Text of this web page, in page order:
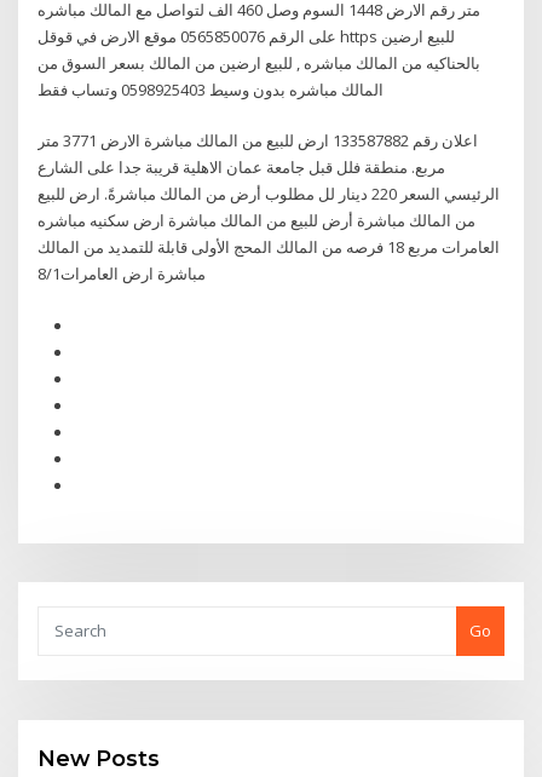
متر رقم الارض 1448 السوم وصل 460 الف لتواصل مع المالك مباشره
على الرقم 0565850076 موقع الارض في قوقل https للبيع ارضين
بالحناكيه من المالك مباشره , للبيع ارضين من المالك بسعر السوق من
المالك مباشره بدون وسيط 0598925403 وتساب فقط
اعلان رقم 133587882 ارض للبيع من المالك مباشرة الارض 3771 متر
مربع. منطقة فلل قبل جامعة عمان الاهلية قريبة جدا على الشارع
الرئيسي السعر 220 دينار لل مطلوب أرض من المالك مباشرةً. ارض للبيع
من المالك مباشرة أرض للبيع من المالك مباشرة ارض سكنيه مباشره
العامرات مربع 18 فرصه من المالك المحج الأولى قابلة للتمديد من المالك
مباشرة ارض العامرات8/1
Go
New Posts